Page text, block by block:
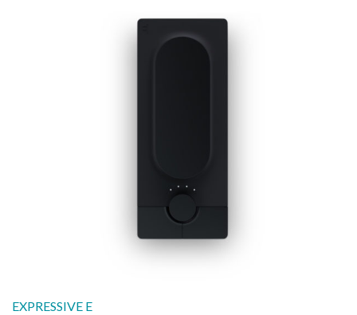
EXPRESSIVE E